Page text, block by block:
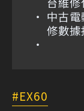
中古
修數據
EX60